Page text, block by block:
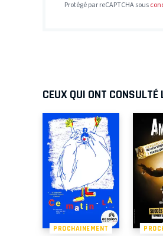
Protégé par reCAPTCHA sous
CEUX QUI ONT
PROCHAINEMENT